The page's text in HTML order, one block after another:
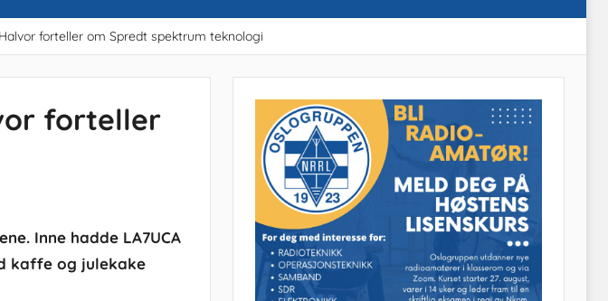
forteller om Spredt spektrum teknologi
forteller
Inne hadde LA7UCA
kaffe og julekake